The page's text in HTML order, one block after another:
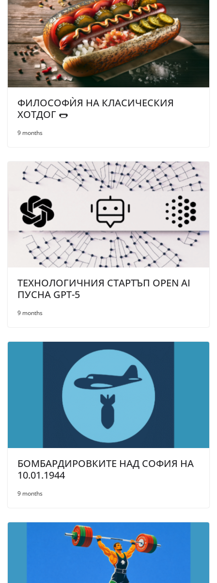
ФИЛОСОФЍЯ НА КЛАСИЧЕСКИЯ
ХОТДОГ 🌭
9 months
ТЕХНОЛОГИЧНИЯ СТАРТЪП OPEN AI
ПУСНА GPT-5
9 months
БОМБАРДИРОВКИТЕ НАД СОФИЯ НА
10.01.1944
9 months